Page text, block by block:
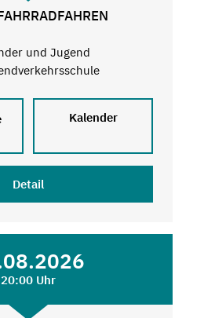
und Jugend
Kalender
Detail
20:00 Uhr